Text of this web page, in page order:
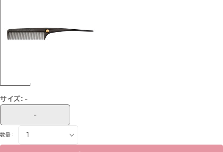
サイズ： -
-
数量：